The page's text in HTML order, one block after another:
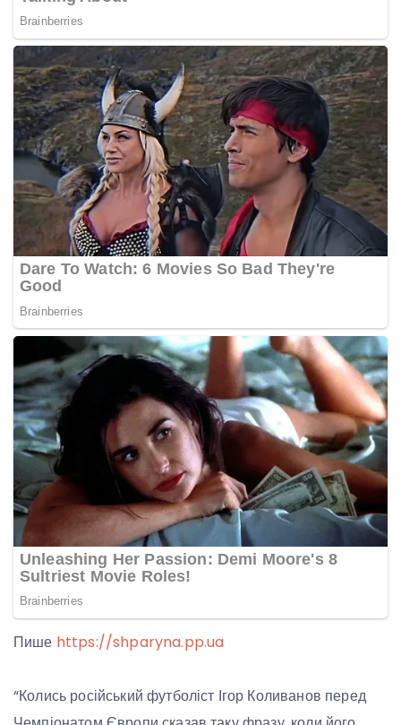
Пише https://shparyna.pp.ua
“Колись російський футболіст Ігор Коливанов перед